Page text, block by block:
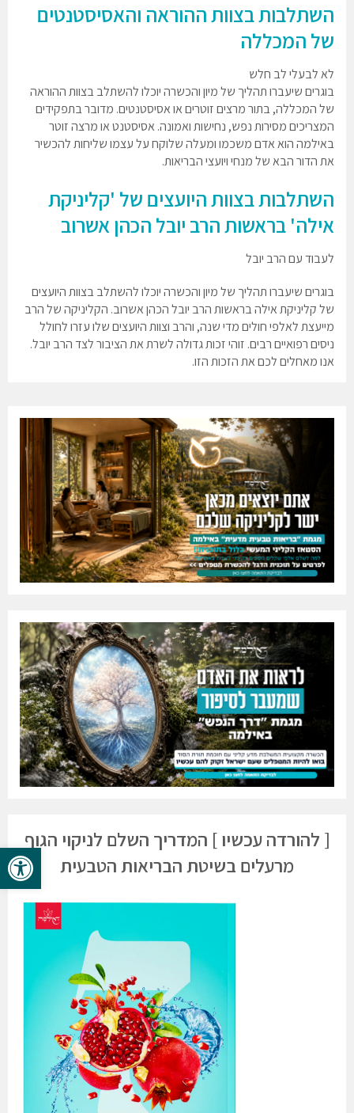
פתח
השתלבות בצוות ההוראה והאסיסטנטים
של המכללה
לא לבעלי לב חלש
בוגרים שיעברו תהליך של מיון והכשרה יוכלו להשתלב בצוות ההוראה
של המכללה, בתור מרצים זוטרים או אסיסטנטים. מדובר בתפקידים
המצריכים מסירות נפש, נחישות ואמונה. אסיסטנט או מרצה זוטר
באילמה הוא אדם משכמו ומעלה שלוקח על עצמו שליחות להכשיר
את הדור הבא של מנחי ויועצי הבריאות.
השתלבות בצוות היועצים של 'קליניקת
אילה' בראשות הרב יובל הכהן אשרוב
לעבוד עם הרב יובל
בוגרים שיעברו תהליך של מיון והכשרה יוכלו להשתלב בצוות היועצים
של קליניקת אילה בראשות הרב יובל הכהן אשרוב. הקליניקה של הרב
מייעצת לאלפי חולים מדי שנה, והרב וצוות היועצים שלו עזרו לחולל
ניסים רפואיים רבים. זוהי זכות גדולה לשרת את הציבור לצד הרב יובל.
אנו מאחלים לכם את הזכות הזו.
[ להורדה עכשיו ] המדריך השלם לניקוי הגוף
מרעלים בשיטת הבריאות הטבעית